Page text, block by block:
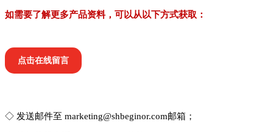
如需要了解更多产品资料，可以从以下方式获取：
点击在线留言
◇ 发送邮件至 marketing@shbeginor.com邮箱；